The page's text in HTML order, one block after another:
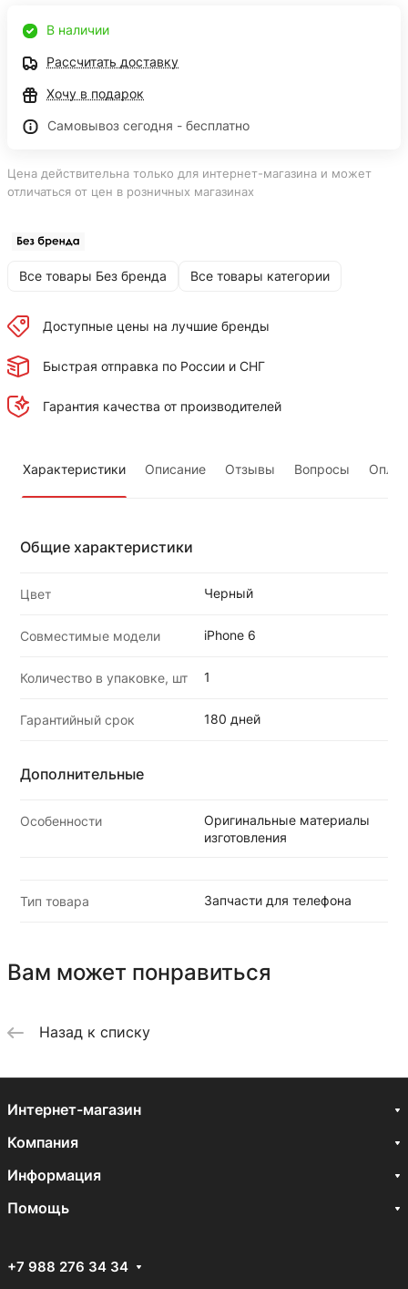
В наличии
Рассчитать доставку
Хочу в подарок
Самовывоз сегодня - бесплатно
Цена действительна только для интернет-магазина и может
отличаться от цен в розничных магазинах
Все товары Без бренда Все товары категории
Доступные цены на лучшие бренды
Быстрая отправка по России и СНГ
Гарантия качества от производителей
Характеристики Описание Отзывы Вопросы
Общие характеристики
Цвет Черный
Совместимые модели iPhone 6
Количество в упаковке, шт 1
Гарантийный срок 180 дней
Дополнительные
Особенности
Оригинальные материалы
изготовления
Тип товара Запчасти для телефона
Вам может понравиться
Назад к списку
Интернет-магазин
Компания
Информация
Помощь
+7 988 276 34 34